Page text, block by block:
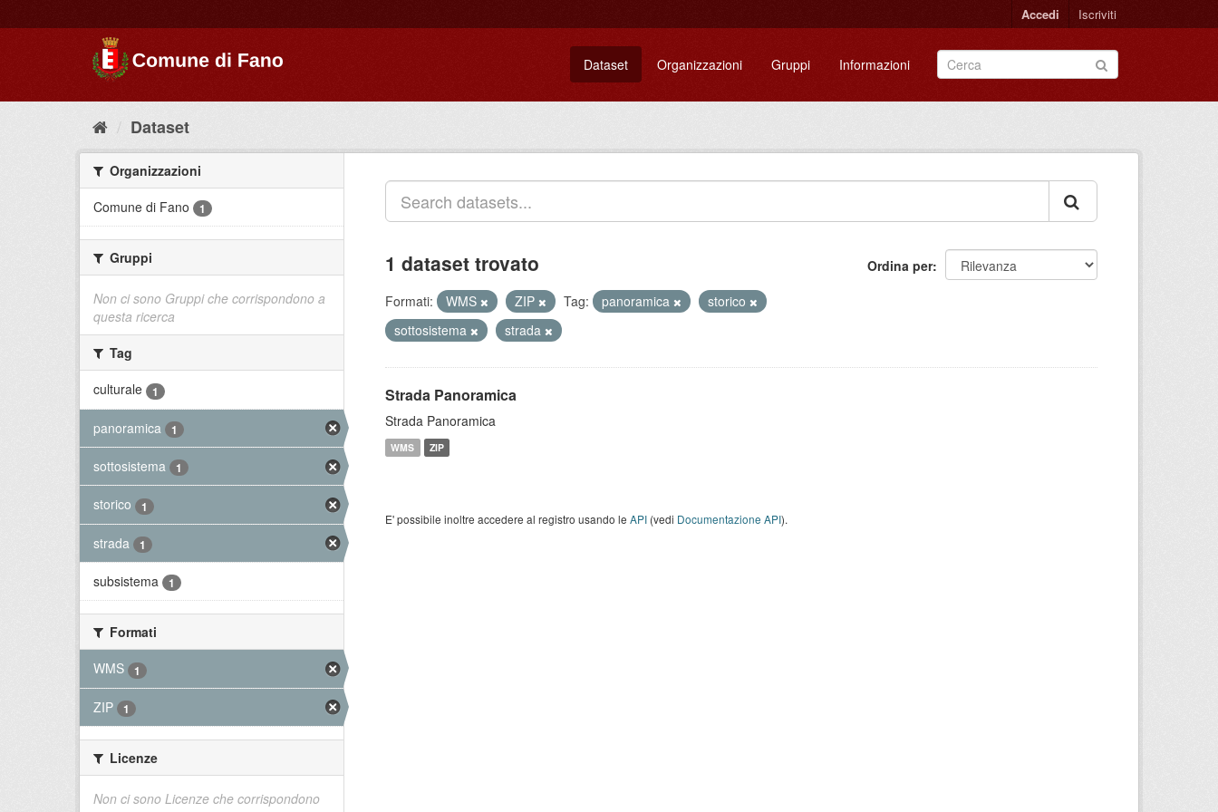
Accedi Iscriviti
Dataset Organizzazioni Gruppi Informazioni
Dataset
Organizzazioni
Comune di Fano
1
Gruppi
Non ci sono Gruppi che corrispondono a
questa ricerca
Tag
culturale
1
panoramica 1
sottosistema 1
storico 1
strada 1
subsistema 1
Formati
WMS
1
ZIP 1
Licenze
Non ci sono Licenze che corrispondono
Ordina per
1 dataset trovato
Formati: WMS ZIP Tag: panoramica
storico
sottosistema
strada
Strada Panoramica
Strada Panoramica
WMS ZIP
E' possibile inoltre accedere al registro usando le API (vedi Documentazione API).